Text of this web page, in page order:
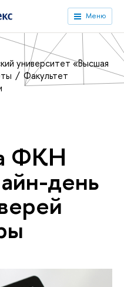
Меню
университет «Высшая
Факультет
ФКН
день